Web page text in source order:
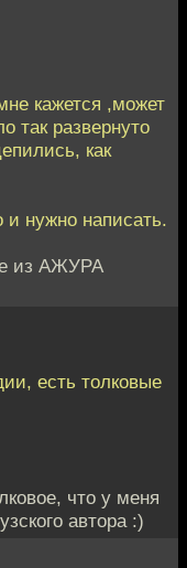
кажется ,может
так развернуто
как
нужно написать.
из АЖУРА
есть толковые
что у меня
автора :)